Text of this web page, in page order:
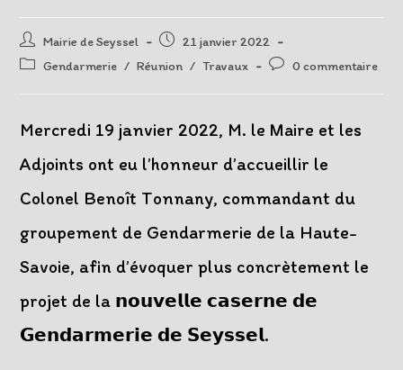
Auteur/autrice
de
Mairie de Seyssel
Post
published:
21 janvier 2022
PostGendarmerie / Réunion / Travaux
Post0 commentaire
Mercredi 19 janvier 2022, M. le Maire et les
Adjoints ont eu l’honneur d’accueillir le
Colonel Benoît Tonnany, commandant du
groupement de Gendarmerie de la Haute-
Savoie, afin d’évoquer plus concrètement le
projet de la 𝗻𝗼𝘂𝘃𝗲𝗹𝗹𝗲 𝗰𝗮𝘀𝗲𝗿𝗻𝗲 𝗱𝗲
𝗚𝗲𝗻𝗱𝗮𝗿𝗺𝗲𝗿𝗶𝗲 𝗱𝗲 𝗦𝗲𝘆𝘀𝘀𝗲𝗹.